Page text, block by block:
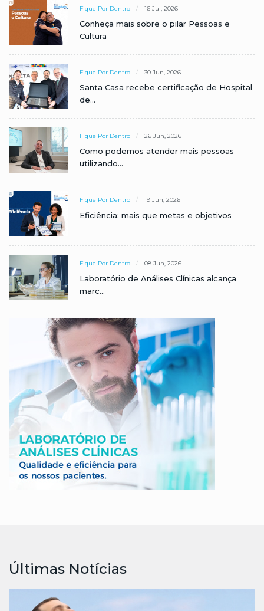
Fique Por Dentro 16 Jul, 2026
Conheça mais sobre o pilar Pessoas e
Cultura
Fique Por Dentro 30 Jun, 2026
Santa Casa recebe certificação de Hospital
de...
Fique Por Dentro 26 Jun, 2026
Como podemos atender mais pessoas
utilizando...
Fique Por Dentro 19 Jun, 2026
Eficiência: mais que metas e objetivos
Fique Por Dentro 08 Jun, 2026
Laboratório de Análises Clínicas alcança
marc...
Últimas Notícias